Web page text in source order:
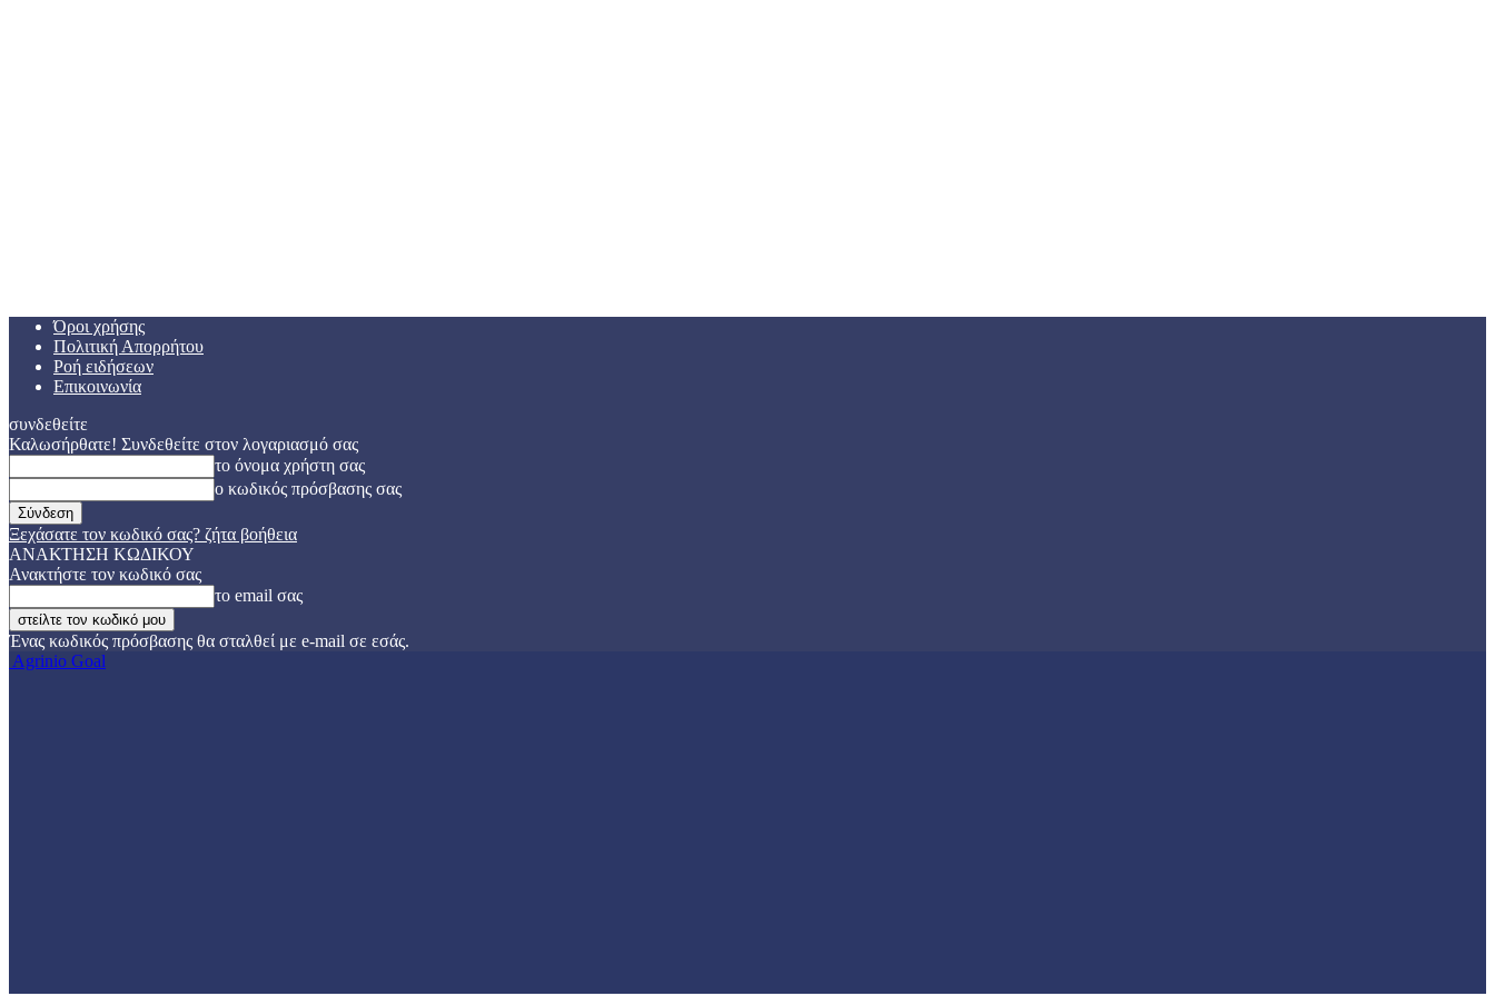
Όροι χρήσης
Πολιτική Απορρήτου
Ροή ειδήσεων
Επικοινωνία
συνδεθείτε
Καλωσήρθατε! Συνδεθείτε στον λογαριασμό σας
το όνομα χρήστη σας
ο κωδικός πρόσβασης σας
Ξεχάσατε τον κωδικό σας? ζήτα βοήθεια
ΑΝΑΚΤΗΣΗ ΚΩΔΙΚΟΥ
Ανακτήστε τον κωδικό σας
το email σας
Ένας κωδικός πρόσβασης θα σταλθεί με e-mail σε εσάς.
Agrinio Goal